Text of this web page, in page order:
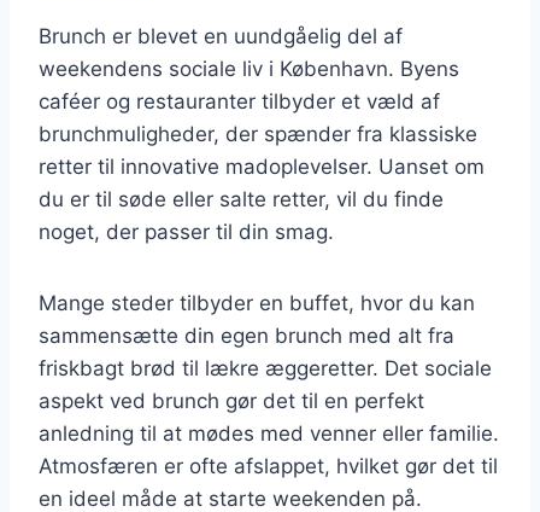
Brunch er blevet en uundgåelig del af
weekendens sociale liv i København. Byens
caféer og restauranter tilbyder et væld af
brunchmuligheder, der spænder fra klassiske
retter til innovative madoplevelser. Uanset om
du er til søde eller salte retter, vil du finde
noget, der passer til din smag.
Mange steder tilbyder en buffet, hvor du kan
sammensætte din egen brunch med alt fra
friskbagt brød til lækre æggeretter. Det sociale
aspekt ved brunch gør det til en perfekt
anledning til at mødes med venner eller familie.
Atmosfæren er ofte afslappet, hvilket gør det til
en ideel måde at starte weekenden på.